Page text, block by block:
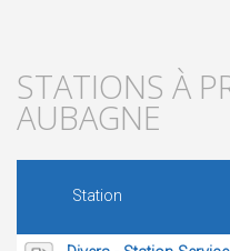
STATIONS À
AUBAGNE
Station